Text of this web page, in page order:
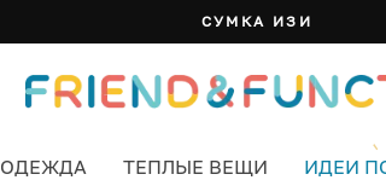
СУМКА ИЗИ
ОДЕЖДА ТЕПЛЫЕ ВЕЩИ ИДЕИ